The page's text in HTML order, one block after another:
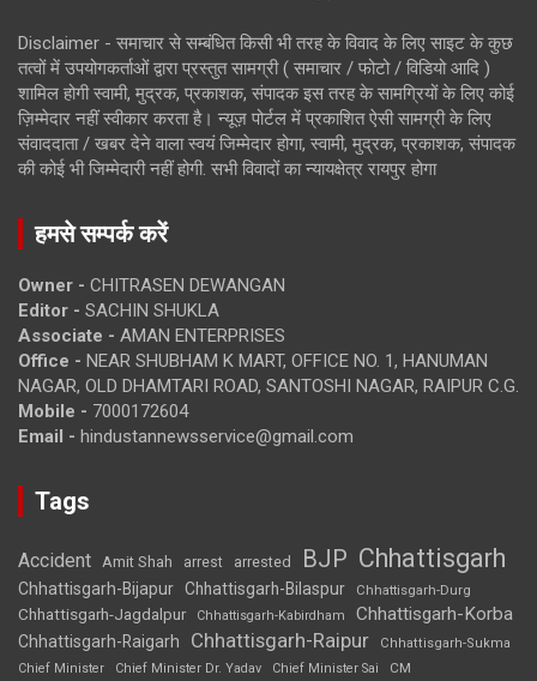
Disclaimer - समाचार से सम्बंधित किसी भी तरह के विवाद के लिए साइट के कुछ
तत्वों में उपयोगकर्ताओं द्वारा प्रस्तुत सामग्री ( समाचार / फोटो / विडियो आदि )
शामिल होगी स्वामी, मुद्रक, प्रकाशक, संपादक इस तरह के सामग्रियों के लिए कोई
ज़िम्मेदार नहीं स्वीकार करता है। न्यूज़ पोर्टल में प्रकाशित ऐसी सामग्री के लिए
संवाददाता / खबर देने वाला स्वयं जिम्मेदार होगा, स्वामी, मुद्रक, प्रकाशक, संपादक
की कोई भी जिम्मेदारी नहीं होगी. सभी विवादों का न्यायक्षेत्र रायपुर होगा
हमसे सम्पर्क करें
Owner - CHITRASEN DEWANGAN
Editor - SACHIN SHUKLA
Associate - AMAN ENTERPRISES
Office - NEAR SHUBHAM K MART, OFFICE NO. 1, HANUMAN
NAGAR, OLD DHAMTARI ROAD, SANTOSHI NAGAR, RAIPUR C.G.
Mobile - 7000172604
Email - hindustannewsservice@gmail.com
Tags
Accident Amit Shah arrest arrested BJP Chhattisgarh
Chhattisgarh-Bijapur Chhattisgarh-Bilaspur Chhattisgarh-Durg
Chhattisgarh-Jagdalpur Chhattisgarh-Kabirdham Chhattisgarh-Korba
Chhattisgarh-Raigarh Chhattisgarh-Raipur
Chhattisgarh-Sukma
Chief Minister
Chief Minister Dr. Yadav Chief Minister Sai CM